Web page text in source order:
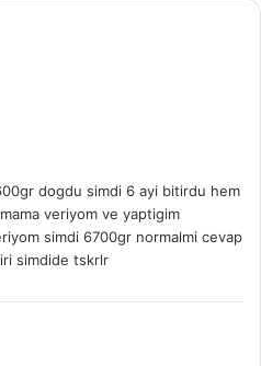
dogdu simdi 6 ayi bitirdu hem
veriyom ve yaptigim
simdi 6700gr normalmi cevap
simdide tskrlr